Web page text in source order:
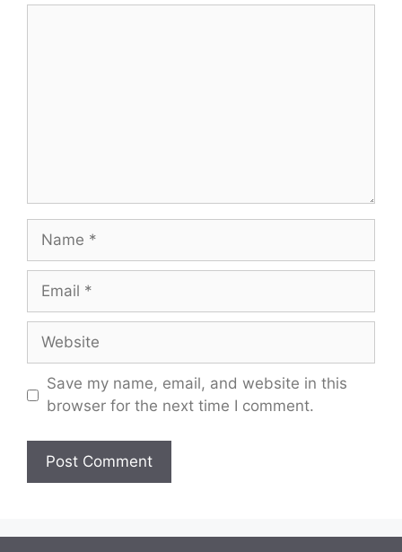
Name
Email
Website
Save my name, email, and website in this
browser for the next time I comment.